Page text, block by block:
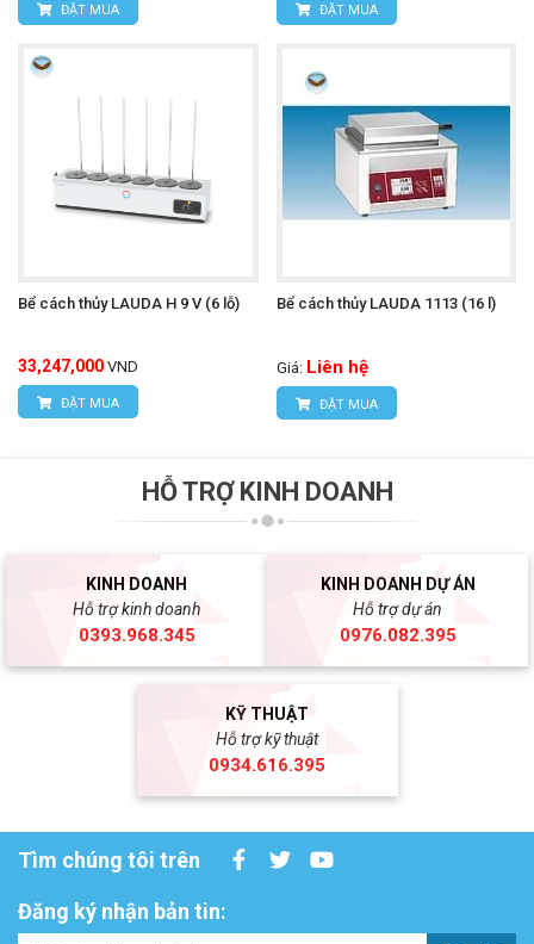
ĐẶT MUA ĐẶT MUA
Bể cách thủy LAUDA H 9 V (6 lỗ)
33,247,000 VND
ĐẶT MUA
Bể cách thủy LAUDA 1113 (16 l)
Giá: Liên hệ
ĐẶT MUA
HỖ TRỢ KINH DOANH
KINH DOANH
Hỗ trợ kinh doanh
0393.968.345
KINH DOANH DỰ ÁN
Hỗ trợ dự án
0976.082.395
KỸ THUẬT
Hỗ trợ kỹ thuật
0934.616.395
Tìm chúng tôi trên
Đăng ký nhận bản tin: